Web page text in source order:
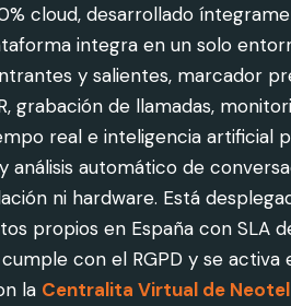
cloud, desarrollado
integra en un solo
y salientes, marcador
grabación de llamadas,
real e inteligencia artificial
análisis automático de
ni hardware. Está
propios en España con SLA
con el RGPD y se activa
la Centralita Virtual de Neotel